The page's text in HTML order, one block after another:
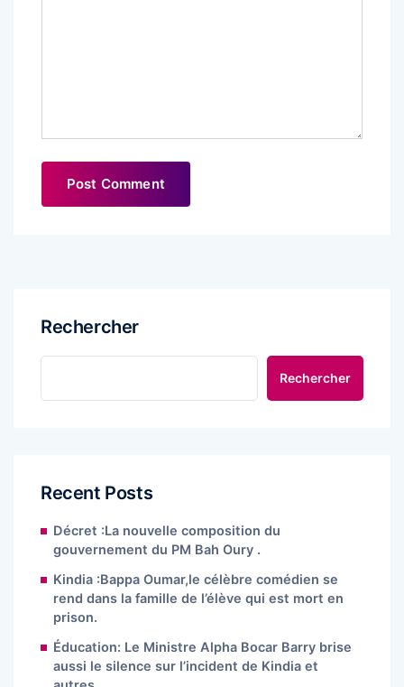
Rechercher
Rechercher
Recent Posts
Décret :La nouvelle composition du
gouvernement du PM Bah Oury .
Kindia :Bappa Oumar,le célèbre comédien se
rend dans la famille de l’élève qui est mort en
prison.
Éducation: Le Ministre Alpha Bocar Barry brise
aussi le silence sur l’incident de Kindia et